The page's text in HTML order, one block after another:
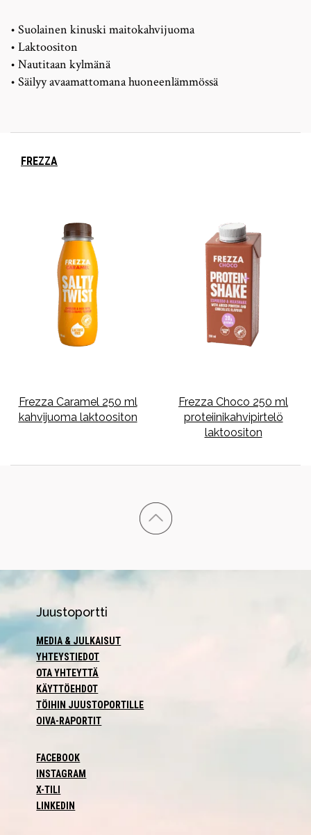
• Suolainen kinuski maitokahvijuoma
• Laktoositon
• Nautitaan kylmänä
• Säilyy avaamattomana huoneenlämmössä
FREZZA
Frezza Caramel 250 ml
kahvijuoma laktoositon
Frezza Choco 250 ml
proteiinikahvipirtelö
laktoositon
Juustoportti
MEDIA & JULKAISUT
YHTEYSTIEDOT
OTA YHTEYTTÄ
KÄYTTÖEHDOT
TÖIHIN JUUSTOPORTILLE
OIVA-RAPORTIT
FACEBOOK
INSTAGRAM
X-TILI
LINKEDIN